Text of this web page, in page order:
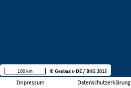
Impressum Datenschutzerklärung
100 km © Geobasis-DE / BKG 2015